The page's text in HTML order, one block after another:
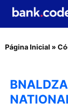
Página Inicial »